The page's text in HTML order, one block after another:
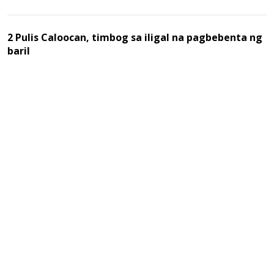
2 Pulis Caloocan, timbog sa iligal na pagbebenta ng
baril